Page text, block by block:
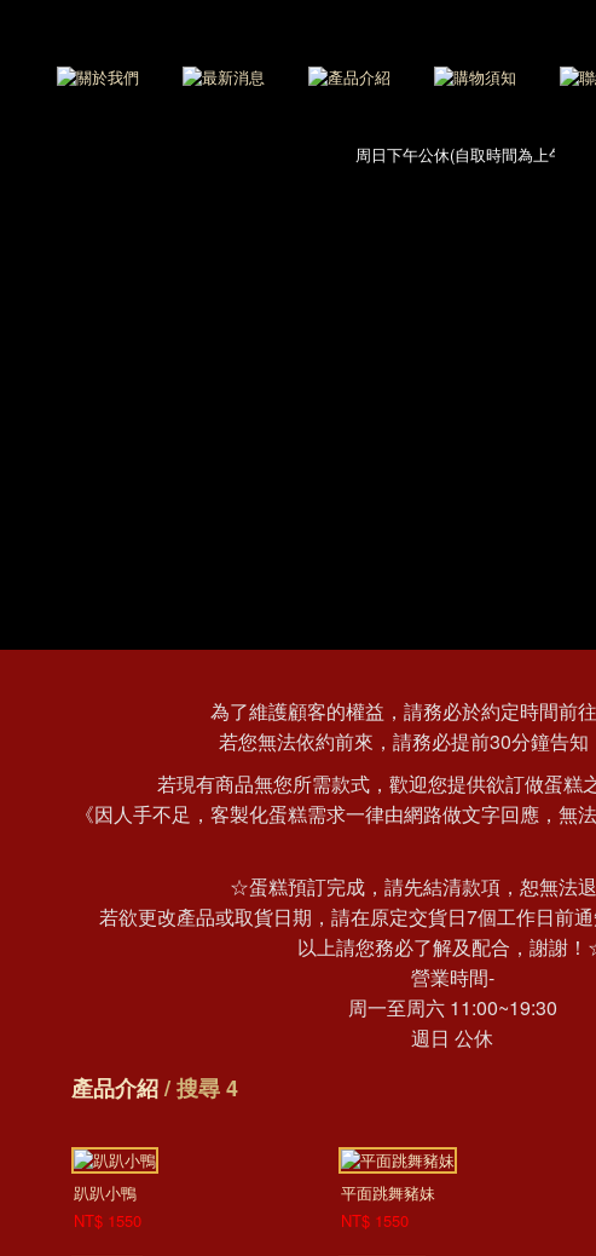
周日下午公休(自取時間為上午
為了維護顧客的權益，請務必於約定時間前往
若您無法依約前來，請務必提前30分鐘告知
若現有商品無您所需款式，歡迎您提供欲訂做蛋糕
《因人手不足，客製化蛋糕需求一律由網路做文字回應，無
☆蛋糕預訂完成，請先結清款項，恕無法退
若欲更改產品或取貨日期，請在原定交貨日7個工作日前
以上請您務必了解及配合，謝謝
營業時間-
周一至周六 11:00~19:30
週日 公休
產品介紹/ 搜尋 4
趴趴小鴨
NT$ 1550
平面跳舞豬妹
NT$ 1550